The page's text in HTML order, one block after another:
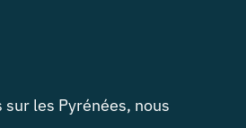
sur les Pyrénées, nous